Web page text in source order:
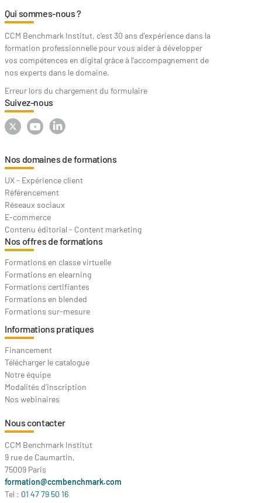
Qui sommes-nous ?
CCM Benchmark Institut, c'est 30 ans d'expérience dans la
formation professionnelle pour vous aider à développer
vos compétences en digital grâce à l’accompagnement de
nos experts dans le domaine.
Erreur lors du chargement du formulaire
Suivez-nous
Nos domaines de formations
UX - Expérience client
Référencement
Réseaux sociaux
E-commerce
Contenu éditorial - Content marketing
Nos offres de formations
Formations en classe virtuelle
Formations en elearning
Formations certifiantes
Formations en blended
Formations sur-mesure
Informations pratiques
Financement
Télécharger le catalogue
Notre équipe
Modalités d'inscription
Nos webinaires
Nous contacter
CCM Benchmark Institut
9 rue de Caumartin,
75009 Paris
formation@ccmbenchmark.com
Tel : 01 47 79 50 16